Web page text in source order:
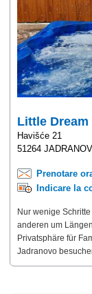
Little
Havišće 21
51264
Prenotare
Indicare la
Nur wenige
anderen um
Privatsphäre für
Jadranovo